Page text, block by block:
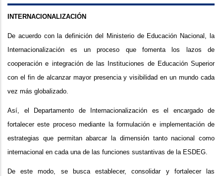
INTERNACIONALIZACIÓN
De acuerdo con la definición del Ministerio de Educación Nacional, la
Internacionalización es un proceso que fomenta los lazos de
cooperación e integración de las Instituciones de Educación Superior
con el fin de alcanzar mayor presencia y visibilidad en un mundo cada
vez más globalizado.
Así, el Departamento de Internacionalización es el encargado de
fortalecer este proceso mediante la formulación e implementación de
estrategias que permitan abarcar la dimensión tanto nacional como
internacional en cada una de las funciones sustantivas de la ESDEG.
De este modo, se busca establecer, consolidar y fortalecer las